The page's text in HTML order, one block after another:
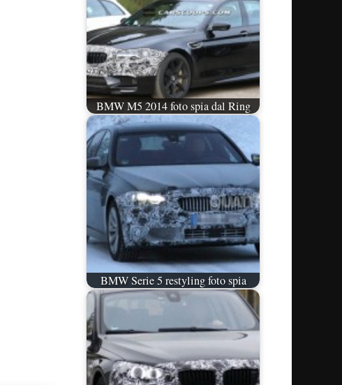
BMW M5 2014 foto spia dal Ring
BMW Serie 5 restyling foto spia